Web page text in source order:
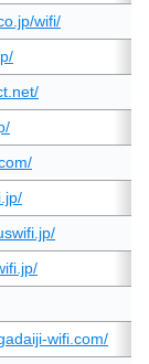
wifi/
wifi.com/